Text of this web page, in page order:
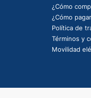
¿Cómo
¿Cómo
Política de
Términos y
Movilidad